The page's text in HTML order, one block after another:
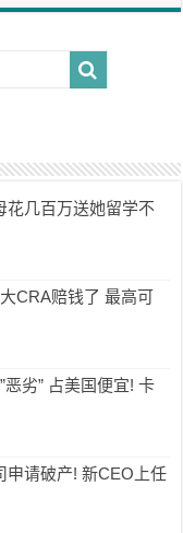
花几百万送她留学不
CRA赔钱了 最高可
劣” 占美国便宜! 卡
申请破产! 新CEO上任